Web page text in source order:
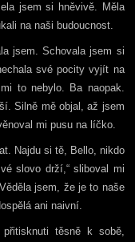
jsem si hněvivě. Měla
na naši budoucnost.
jsem. Schovala jsem si
své pocity vyjít na
to nebylo. Ba naopak.
Silně mě objal, až jsem
mi pusu na líčko.
Najdu si tě, Bello, nikdo
slovo drží,“ sliboval mi
jsem, že je to naše
ani naivní.
těsně k sobě,